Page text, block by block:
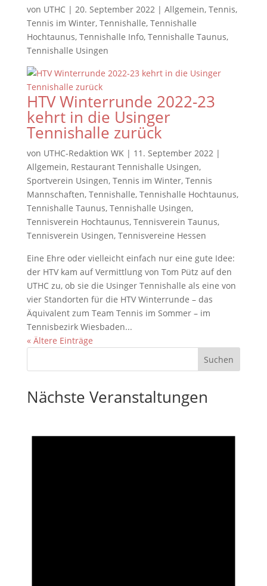
von UTHC| 20. September 2022| Allgemein, Tennis,
Tennis im Winter, Tennishalle, Tennishalle
Hochtaunus, Tennishalle Info, Tennishalle Taunus,
Tennishalle Usingen
HTV Winterrunde 2022-23
kehrt in die Usinger
Tennishalle zurück
von UTHC-Redaktion WK| 11. September 2022|
Allgemein, Restaurant Tennishalle Usingen,
Sportverein Usingen, Tennis im Winter, Tennis
Mannschaften, Tennishalle, Tennishalle Hochtaunus,
Tennishalle Taunus, Tennishalle Usingen,
Tennisverein Hochtaunus, Tennisverein Taunus,
Tennisverein Usingen, Tennisvereine Hessen
Eine Ehre oder vielleicht einfach nur eine gute Idee:
der HTV kam auf Vermittlung von Tom Pütz auf den
UTHC zu, ob sie die Usinger Tennishalle als eine von
vier Standorten für die HTV Winterrunde – das
Äquivalent zum Team Tennis im Sommer – im
Tennisbezirk Wiesbaden...
« Ältere Einträge
Nächste Veranstaltungen